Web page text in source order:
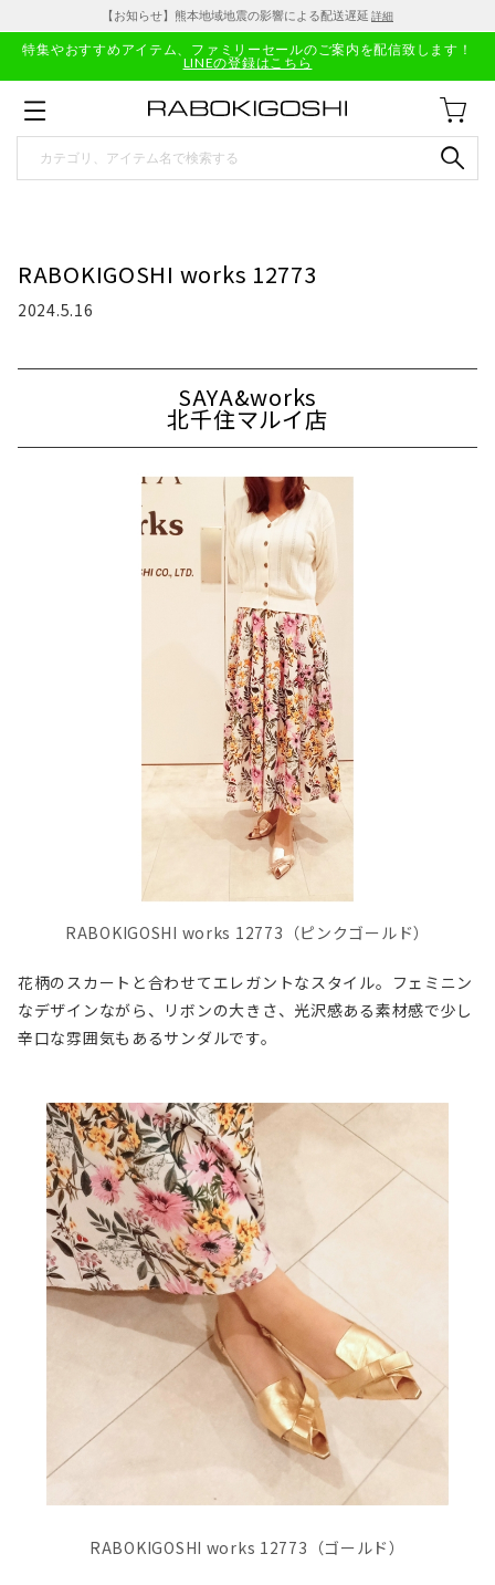
【お知らせ】熊本地域地震の影響による配送遅延 詳細
特集やおすすめアイテム、ファミリーセールのご案内を配信致します！
LINEの登録はこちら
RABOKIGOSHI works 12773
2024.5.16
SAYA&works
北千住マルイ店
RABOKIGOSHI works 12773（ピンクゴールド）
花柄のスカートと合わせてエレガントなスタイル。フェミニン
なデザインながら、リボンの大きさ、光沢感ある素材感で少し
辛口な雰囲気もあるサンダルです。
RABOKIGOSHI works 12773（ゴールド）